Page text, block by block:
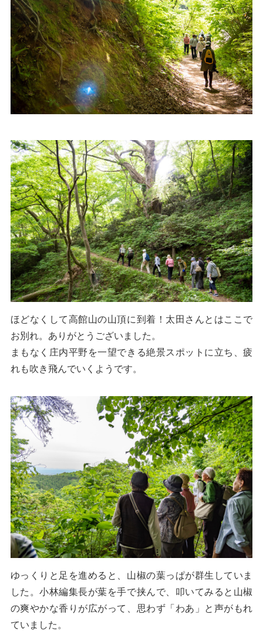
ほどなくして高館山の山頂に到着！太田さんとはここで
お別れ。ありがとうございました。
まもなく庄内平野を一望できる絶景スポットに立ち、疲
れも吹き飛んでいくようです。
ゆっくりと足を進めると、山椒の葉っぱが群生していま
した。小林編集長が葉を手で挟んで、叩いてみると山椒
の爽やかな香りが広がって、思わず「わあ」と声がもれ
ていました。